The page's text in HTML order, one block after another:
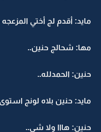
مايد: أقدم لج أختي
مها: شحالج حنين..
حنين: الحمدلله..
مايد: حنين بلاه لونج
حنين: هااا ولا شي..